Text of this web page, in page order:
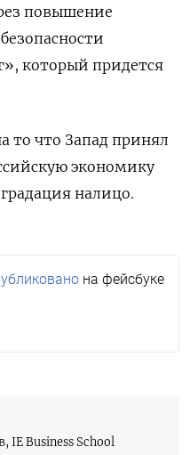
повышение
который придется
то что Запад принял
экономику
налицо.
на фейсбуке
IE Business School